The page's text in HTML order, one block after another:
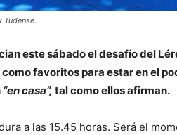
Tudense.
este sábado el desafío del
favoritos para estar en el
“en casa”, tal como ellos afirman.
a las 15.45 horas. Será el